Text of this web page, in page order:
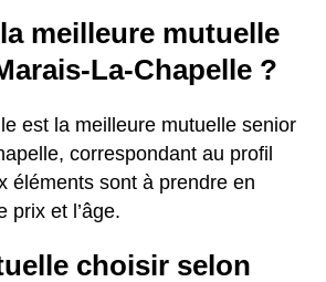
meilleure mutuelle
La-Chapelle ?
est la meilleure mutuelle senior
correspondant au profil
éléments sont à prendre en
prix et l’âge.
choisir selon